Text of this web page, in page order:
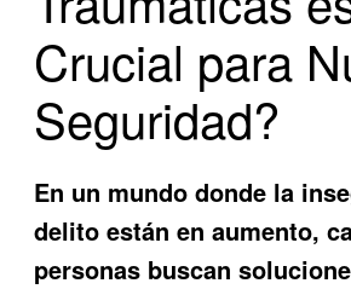
Crucial para
Seguridad?
En un mundo donde la
delito están en aumento,
personas buscan